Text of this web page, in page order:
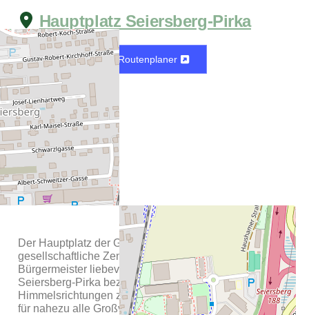
Hauptplatz Seiersberg-Pirka
Karte Routenplaner
Der Hauptplatz der Gemeinde Seiersberg-Pirka ist das
gesellschaftliche Zentrum der Gemeinde und wird vom
Bürgermeister liebevoll, das Wohnzimmer von ganz
Seiersberg-Pirka bezeichnet. Der offene, von drei
Himmelsrichtungen zugängliche Platz ist das Zentrum
für nahezu alle Großveranstaltungen in der Gemeinde,